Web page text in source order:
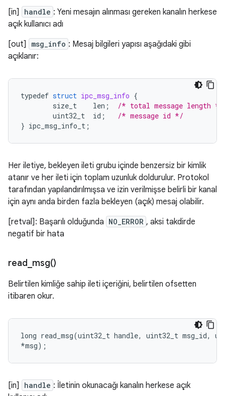
[in] handle : Yeni mesajın alınması gereken kanalın herkese
açık kullanıcı adı
[out]
msg_info : Mesaj bilgileri yapısı aşağıdaki gibi
açıklanır:
typedef struct ipc_msg_info {
size_t
len ;
/* total message length */
uint32_t
id ;
/* message id */
} ipc_msg_info_t ;
Her iletiye, bekleyen ileti grubu içinde benzersiz bir kimlik
atanır ve her ileti için toplam uzunluk doldurulur. Protokol
tarafından yapılandırılmışsa ve izin verilmişse belirli bir kanal
için aynı anda birden fazla bekleyen (açık) mesaj olabilir.
[retval]: Başarılı olduğunda NO_ERROR , aksi takdirde
negatif bir hata
read_msg()
Belirtilen kimliğe sahip ileti içeriğini, belirtilen ofsetten
itibaren okur.
long read_msg(uint32_t handle, uint32_t msg_id,
*msg);
[in] handle : İletinin okunacağı kanalın herkese açık